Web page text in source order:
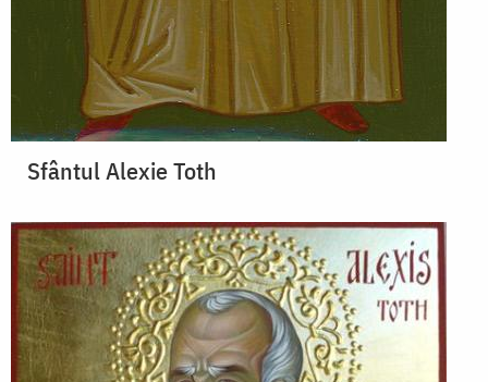
Sfântul Alexie Toth